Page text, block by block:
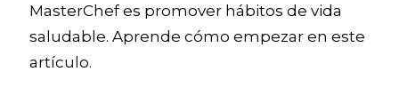
MasterChef es promover hábitos de vida
saludable. Aprende cómo empezar en este
artículo.